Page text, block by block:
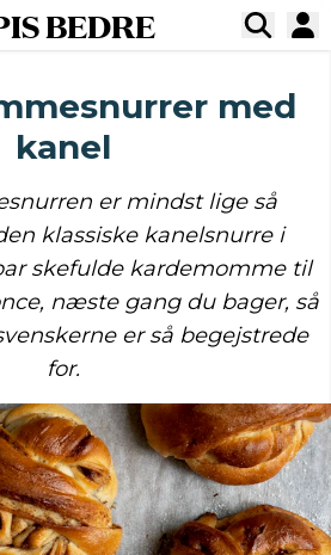
BEDRE
med
kanel
er mindst lige så
klassiske kanelsnurre i
skefulde kardemomme til
næste gang du bager, så
er så begejstrede
for.